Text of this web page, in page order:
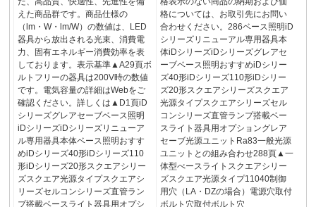
えた商品群です。商品仕様の
（lm・W・lm/W）の数値は、LED
器具から放出される光束、消費電
力、固有エネルギー消費効率を表
しております。表示基準▲A29頁ボ
ルトフリーの器具は200V時の数値
です。電気容量の詳細はWebをご
確認ください。詳しくは▲D1頁iD
シリーズグレアセーブベース照明
iDシリーズiDシリーズリニューア
ル専用器具本体ベース照明おすす
めiDシリーズ40形iDシリーズ110
形iDシリーズ20形スクエアシリー
ズスクエア光源タイプスクエアシ
リーズセルコンシリーズ直管ラン
プ搭載ベースライト器具用オプシ
格については、お取引先にお問い
合わせください。286ベース照明iD
シリーズリニューアル専用器具本
体iDシリーズiDシリーズグレアセ
ーブベース照明おすすめiDシリー
ズ40形iDシリーズ110形iDシリー
ズ20形スクエアシリーズスクエア
光源タイプスクエアシリーズセル
コンシリーズ直管ランプ搭載ベー
スライト器具用オプショングレア
セーブ光源ユニットRa83一般光源
ユニットとの組み合わせ288頁▲一
体型べースライトスクエアシリー
ズスクエア光源タイプ11040制御
用穴（LA・DZの場合）電源穴取付
ボルト穴取付ボルト穴